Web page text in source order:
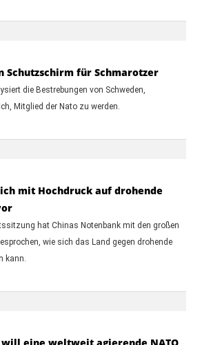
Schutzschirm für Schmarotzer
die Bestrebungen von Schweden,
Mitglied der Nato zu werden.
mit Hochdruck auf drohende
hat Chinas Notenbank mit den großen
wie sich das Land gegen drohende
kann.